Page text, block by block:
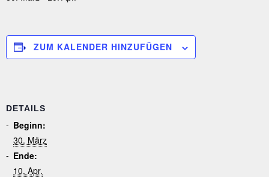
ZUM KALENDER HINZUFÜGEN
DETAILS
Beginn:
30. März
Ende:
10. Apr.